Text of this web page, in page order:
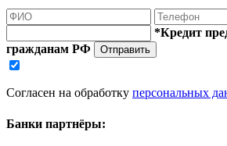
*Кредит
гражданам РФ
Отправить
Согласен на обработку персональных
Банки партнёры: